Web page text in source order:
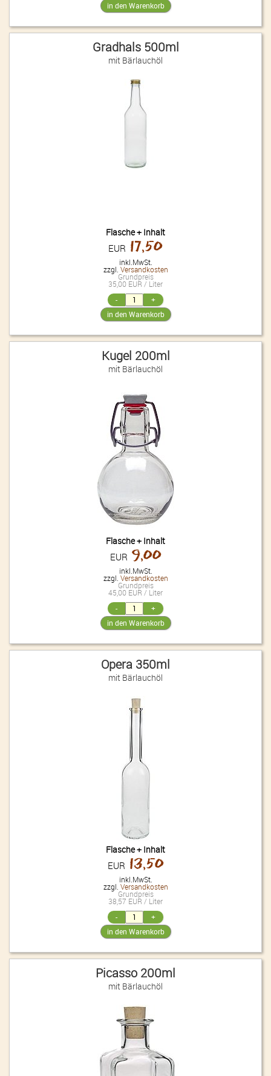
Gradhals 500ml
mit Bärlauchöl
Flasche + Inhalt
EUR 17,50
inkl.MwSt.
zzgl. Versandkosten
Grundpreis
35,00 EUR / Liter
Kugel 200ml
mit Bärlauchöl
Flasche + Inhalt
EUR 9,00
inkl.MwSt.
zzgl. Versandkosten
Grundpreis
45,00 EUR / Liter
Opera 350ml
mit Bärlauchöl
Flasche + Inhalt
EUR 13,50
inkl.MwSt.
zzgl. Versandkosten
Grundpreis
38,57 EUR / Liter
Picasso 200ml
mit Bärlauchöl